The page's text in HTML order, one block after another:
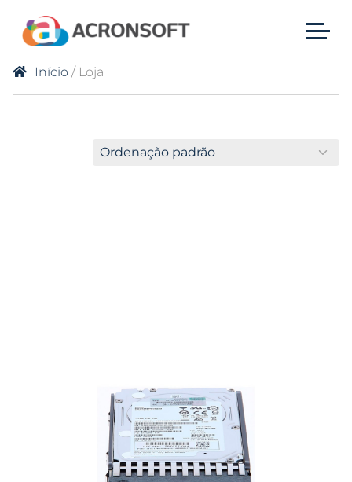
Início / Loja